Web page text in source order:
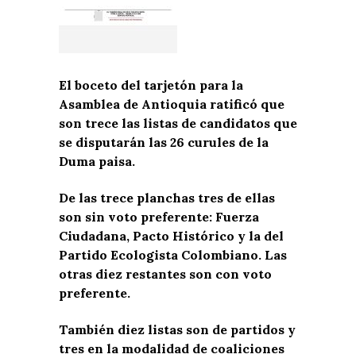
El boceto del tarjetón para la
Asamblea de Antioquia ratificó que
son trece las listas de candidatos que
se disputarán las 26 curules de la
Duma paisa.
De las trece planchas tres de ellas
son sin voto preferente: Fuerza
Ciudadana, Pacto Histórico y la del
Partido Ecologista Colombiano. Las
otras diez restantes son con voto
preferente.
También diez listas son de partidos y
tres en la modalidad de coaliciones